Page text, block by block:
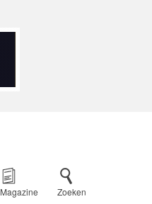
Magazine Zoeken